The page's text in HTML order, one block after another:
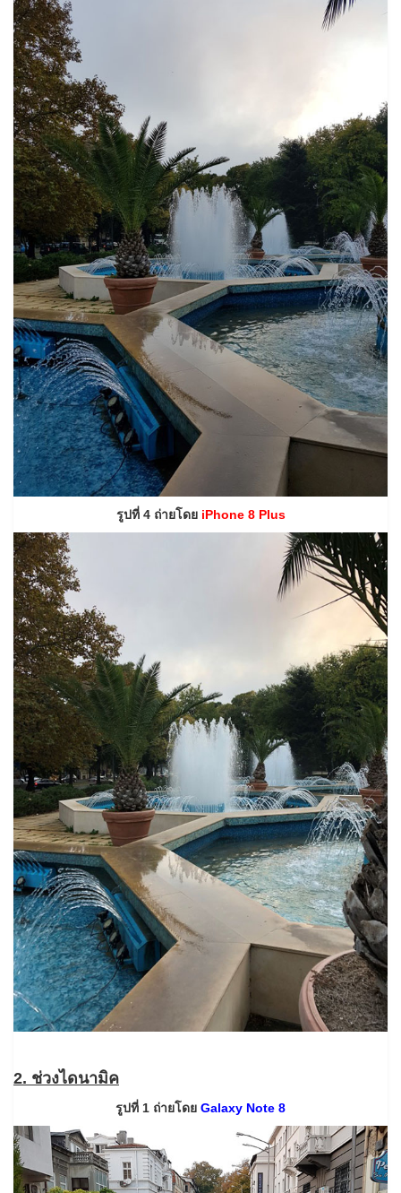
รูปที่ 4 ถ่ายโดย iPhone 8 Plus
2. ช่วงไดนามิค
รูปที่ 1 ถ่ายโดย Galaxy Note 8